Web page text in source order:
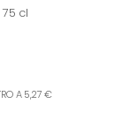
cl
A 5,27 €